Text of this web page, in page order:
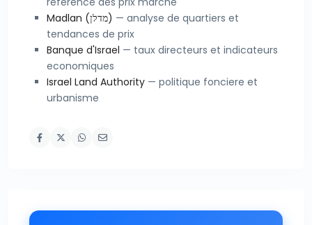
Madlan (מדלן) — analyse de quartiers et
tendances de prix
Banque d'Israel — taux directeurs et indicateurs
economiques
Israel Land Authority — politique fonciere et
urbanisme